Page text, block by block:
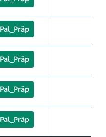
Pal_Präp
Pal_Präp
Pal_Präp
Pal_Präp